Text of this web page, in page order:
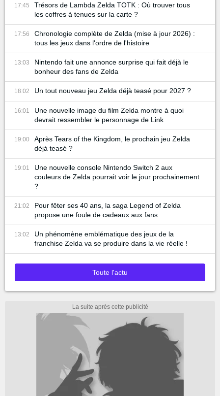
17:45
Trésors de Lambda Zelda TOTK : Où trouver tous
les coffres à tenues sur la carte ?
17:56
Chronologie complète de Zelda (mise à jour 2026) :
tous les jeux dans l'ordre de l'histoire
13:03
Nintendo fait une annonce surprise qui fait déjà le
bonheur des fans de Zelda
18:02 Un tout nouveau jeu Zelda déjà teasé pour 2027 ?
16:01
Une nouvelle image du film Zelda montre à quoi
devrait ressembler le personnage de Link
19:00
Après Tears of the Kingdom, le prochain jeu Zelda
déjà teasé ?
19:01
Une nouvelle console Nintendo Switch 2 aux
couleurs de Zelda pourrait voir le jour prochainement
?
21:02
Pour fêter ses 40 ans, la saga Legend of Zelda
propose une foule de cadeaux aux fans
13:02
Un phénomène emblématique des jeux de la
franchise Zelda va se produire dans la vie réelle !
Toute l'actu